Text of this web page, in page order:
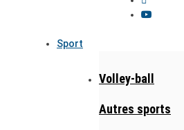
Sport
Volley-ball
Autres sports